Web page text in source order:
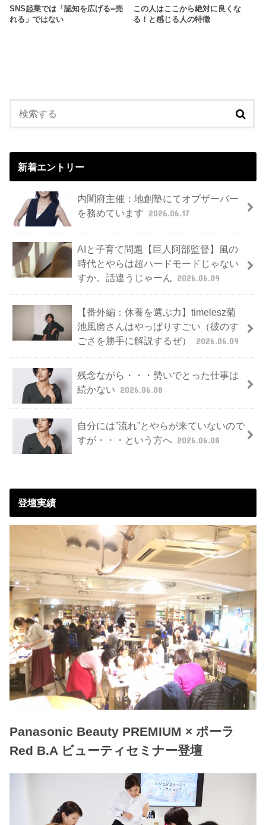
SNS起業では「認知を広げる=売
れる」ではない
この人はここから絶対に良くな
る！と感じる人の特徴
新着エントリー
内閣府主催：地創塾にてオブザーバー
を務めています 2026.06.17
AIと子育て問題【巨人阿部監督】風の
時代とやらは超ハードモードじゃない
すか。話違うじゃーん 2026.06.09
【番外編：休養を選ぶ力】timelesz菊
池風磨さんはやっぱりすごい（彼のす
ごさを勝手に解説するぜ）
2026.06.09
残念ながら・・・勢いでとった仕事は
続かない 2026.06.08
自分には”流れ”とやらが来ていないので
すが・・・という方へ 2026.06.08
登壇実績
Panasonic Beauty PREMIUM × ポーラ
Red B.A ビューティセミナー登壇